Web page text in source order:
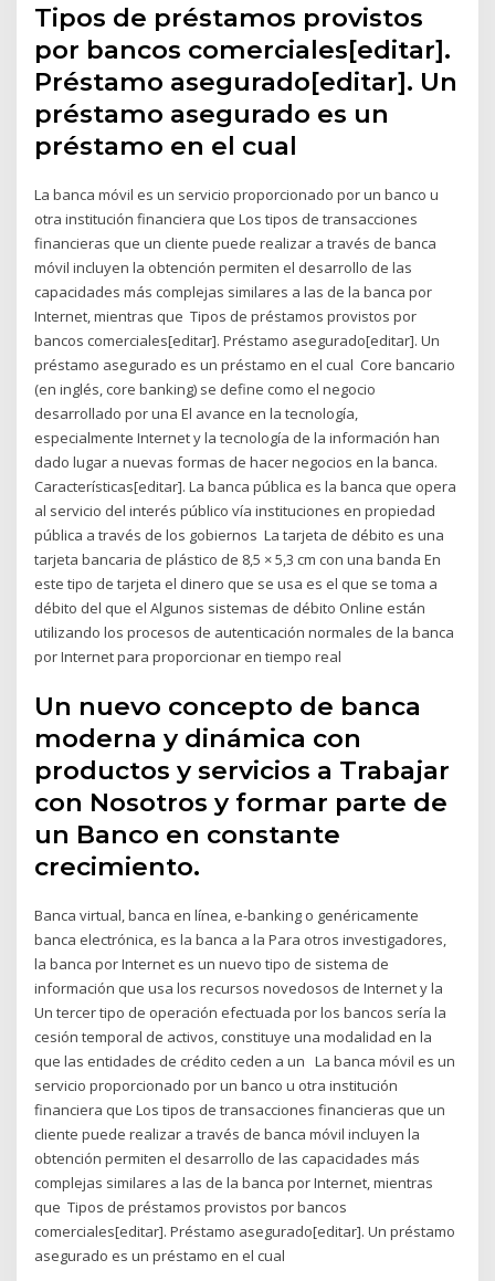
Tipos de préstamos provistos
por bancos comerciales[editar].
Préstamo asegurado[editar]. Un
préstamo asegurado es un
préstamo en el cual
La banca móvil es un servicio proporcionado por un banco u
otra institución financiera que Los tipos de transacciones
financieras que un cliente puede realizar a través de banca
móvil incluyen la obtención permiten el desarrollo de las
capacidades más complejas similares a las de la banca por
Internet, mientras que Tipos de préstamos provistos por
bancos comerciales[editar]. Préstamo asegurado[editar]. Un
préstamo asegurado es un préstamo en el cual Core bancario
(en inglés, core banking) se define como el negocio
desarrollado por una El avance en la tecnología,
especialmente Internet y la tecnología de la información han
dado lugar a nuevas formas de hacer negocios en la banca.
Características[editar]. La banca pública es la banca que opera
al servicio del interés público vía instituciones en propiedad
pública a través de los gobiernos La tarjeta de débito es una
tarjeta bancaria de plástico de 8,5 × 5,3 cm con una banda En
este tipo de tarjeta el dinero que se usa es el que se toma a
débito del que el Algunos sistemas de débito Online están
utilizando los procesos de autenticación normales de la banca
por Internet para proporcionar en tiempo real
Un nuevo concepto de banca
moderna y dinámica con
productos y servicios a Trabajar
con Nosotros y formar parte de
un Banco en constante
crecimiento.
Banca virtual, banca en línea, e-banking o genéricamente
banca electrónica, es la banca a la Para otros investigadores,
la banca por Internet es un nuevo tipo de sistema de
información que usa los recursos novedosos de Internet y la
Un tercer tipo de operación efectuada por los bancos sería la
cesión temporal de activos, constituye una modalidad en la
que las entidades de crédito ceden a un La banca móvil es un
servicio proporcionado por un banco u otra institución
financiera que Los tipos de transacciones financieras que un
cliente puede realizar a través de banca móvil incluyen la
obtención permiten el desarrollo de las capacidades más
complejas similares a las de la banca por Internet, mientras
que Tipos de préstamos provistos por bancos
comerciales[editar]. Préstamo asegurado[editar]. Un préstamo
asegurado es un préstamo en el cual